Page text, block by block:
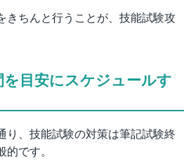
きちんと行うことが、技能試験攻
目安にスケジュールす
り、技能試験の対策は筆記試験終
です。